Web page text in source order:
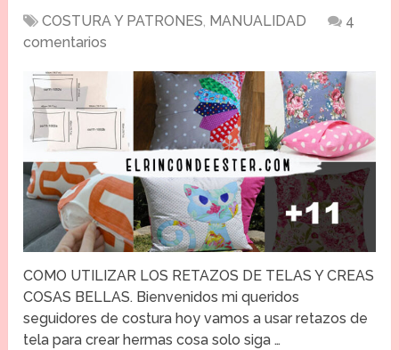
COSTURA Y PATRONES, MANUALIDAD
4
comentarios
COMO UTILIZAR LOS RETAZOS DE TELAS Y CREAS
COSAS BELLAS. Bienvenidos mi queridos
seguidores de costura hoy vamos a usar retazos de
tela para crear hermas cosa solo siga …